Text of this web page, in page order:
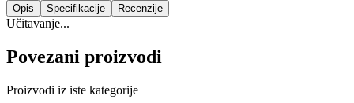
Opis Specifikacije Recenzije
Učitavanje...
Povezani proizvodi
Proizvodi iz iste kategorije